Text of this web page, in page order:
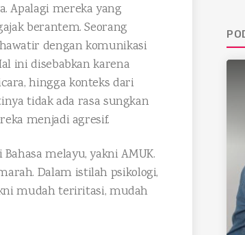
Apalagi mereka yang
berantem. Seorang
dengan komunikasi
ini disebabkan karena
hingga konteks dari
tidak ada rasa sungkan
menjadi agresif.
melayu, yakni AMUK.
Dalam istilah psikologi,
mudah teriritasi, mudah